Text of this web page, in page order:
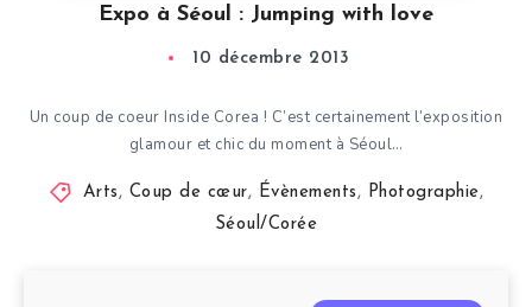
Expo à Séoul : Jumping with love
10 décembre 2013
Un coup de coeur Inside Corea ! C’est certainement l’exposition
glamour et chic du moment à Séoul…
Arts, Coup de cœur, Évènements, Photographie,
Séoul/Corée